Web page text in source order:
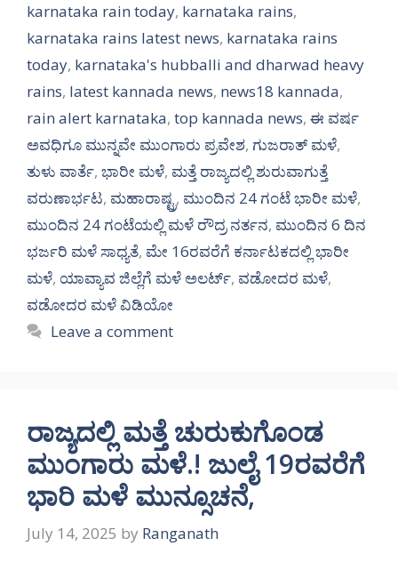
karnataka rain today, karnataka rains,
karnataka rains latest news, karnataka rains
today, karnataka's hubballi and dharwad heavy
rains, latest kannada news, news18 kannada,
rain alert karnataka, top kannada news, ಈ ವರ್ಷ
ಅವಧಿಗೂ ಮುನ್ನವೇ ಮುಂಗಾರು ಪ್ರವೇಶ, ಗುಜರಾತ್ ಮಳೆ,
ತುಳು ವಾರ್ತೆ, ಭಾರೀ ಮಳೆ, ಮತ್ತೆ ರಾಜ್ಯದಲ್ಲಿ ಶುರುವಾಗುತ್ತೆ
ವರುಣಾರ್ಭಟ, ಮಹಾರಾಷ್ಟ್ರ, ಮುಂದಿನ 24 ಗಂಟೆ ಭಾರೀ ಮಳೆ,
ಮುಂದಿನ 24 ಗಂಟೆಯಲ್ಲಿ ಮಳೆ ರೌದ್ರ ನರ್ತನ, ಮುಂದಿನ 6 ದಿನ
ಭರ್ಜರಿ ಮಳೆ ಸಾಧ್ಯತೆ, ಮೇ 16ರವರೆಗೆ ಕರ್ನಾಟಕದಲ್ಲಿ ಭಾರೀ
ಮಳೆ, ಯಾವ್ಯಾವ ಜಿಲ್ಲೆಗೆ ಮಳೆ ಅಲರ್ಟ್, ವಡೋದರ ಮಳೆ,
ವಡೋದರ ಮಳೆ ವಿಡಿಯೋ
Leave a comment
ರಾಜ್ಯದಲ್ಲಿ ಮತ್ತೆ ಚುರುಕುಗೊಂಡ
ಮುಂಗಾರು ಮಳೆ.! ಜುಲೈ 19ರವರೆಗೆ
ಭಾರಿ ಮಳೆ ಮುನ್ಸೂಚನೆ,
July 14, 2025 by Ranganath